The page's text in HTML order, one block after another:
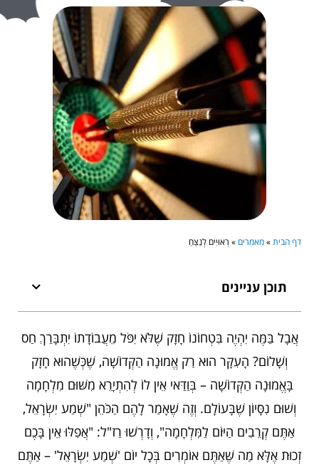
דף הבית » מאמרים » רְאוּיִים לְנַצֵּחַ
תוכן עניינים
אֲבָל בַּמֶּה יִהְיֶה בִּטְחוֹנוֹ חָזָק שֶׁלֹּא יִפֹּל מֵעֲבוֹדָתוֹ יִתְבָּרַךְ חַס
וְשָׁלוֹם? הָעִקָּר הוּא רַק אֱמוּנָה הַקְּדוֹשָׁה, שֶׁכְּשֶׁהוּא חָזָק
בָּאֱמוּנָה הַקְּדוֹשָׁה – בְּוַדַּאי אֵין לוֹ לְהִתְיָרֵא מִשּׁוּם מִלְחָמָה
וְשׁוּם נִסָּיוֹן שֶׁבָּעוֹלָם. וְזֶה שֶׁאָמַר לָהֶם הַכֹּהֵן "שְׁמַע יִשְׂרָאֵל,
אַתֶּם קְרֵבִים הַיּוֹם לַמִּלְחָמָה", וְדָרְשׁוּ רַז"ל: "אֲפִלּוּ אֵין בָּכֶם
זְכוּת אֶלָּא מַה שֶּׁאַתֶּם אוֹמְרִים בְּכָל יוֹם 'שְׁמַע יִשְׂרָאֵל' – אַתֶּם